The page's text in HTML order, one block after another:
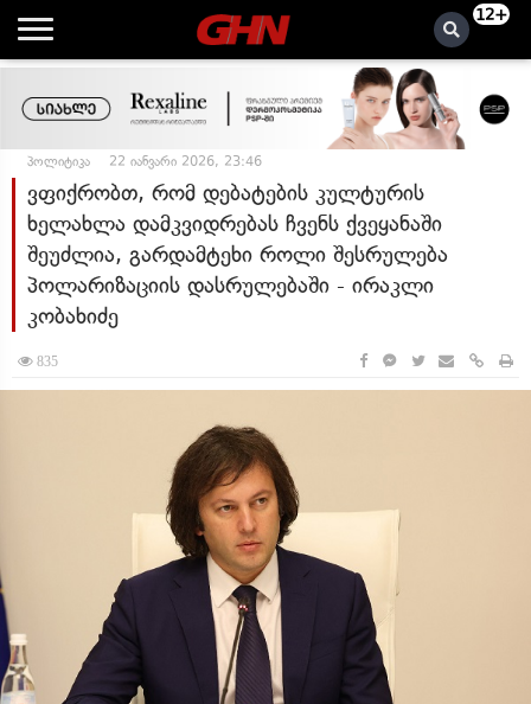
12+
პოლიტიკა 22 იანვარი 2026, 23:46
ვფიქრობთ, რომ დებატების კულტურის
ხელახლა დამკვიდრებას ჩვენს ქვეყანაში
შეუძლია, გარდამტეხი როლი შესრულება
პოლარიზაციის დასრულებაში - ირაკლი
კობახიძე
835